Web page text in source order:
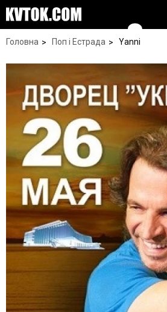
Головна Поп і Естрада Yanni